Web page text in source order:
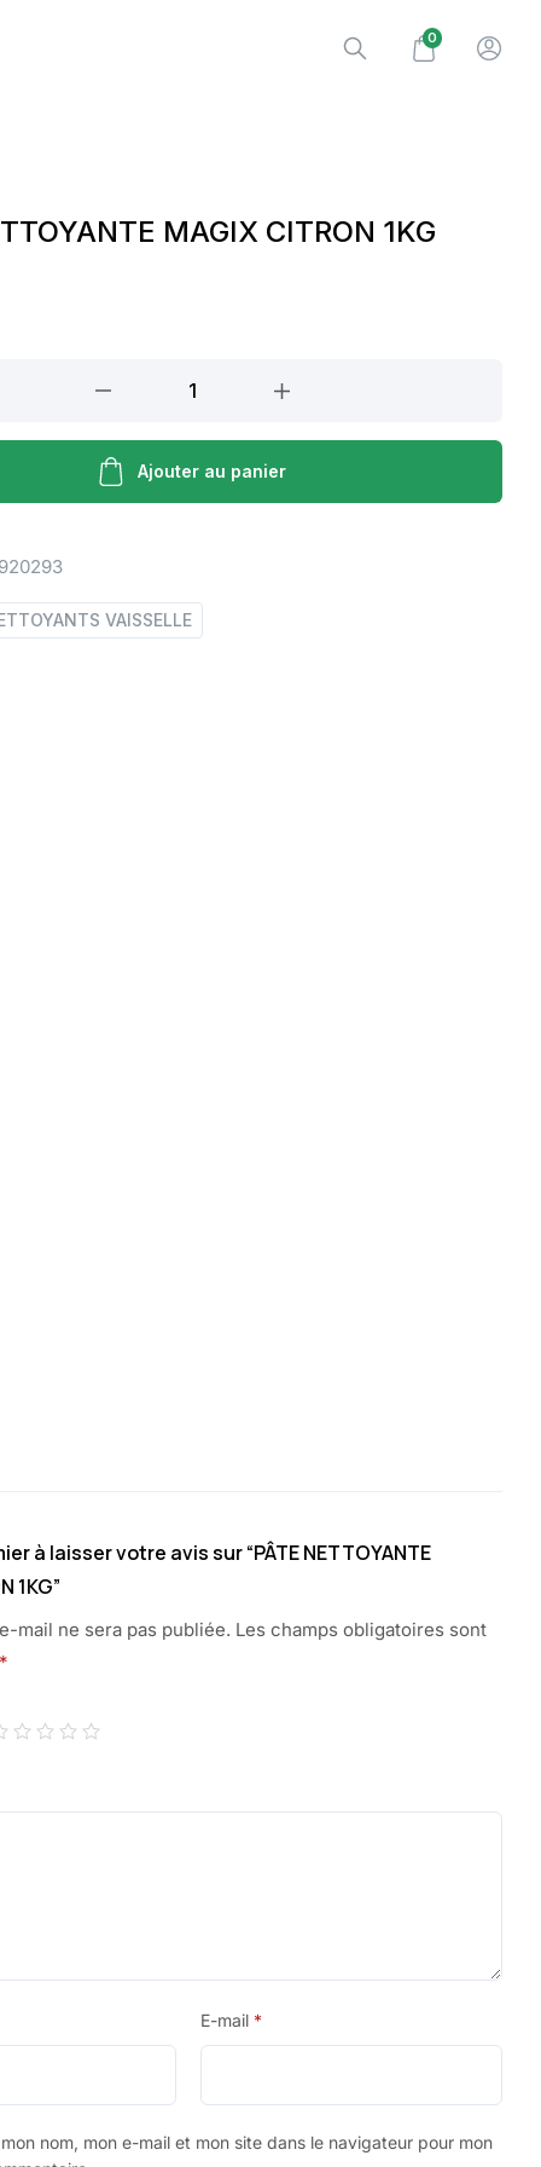
0
MAGIX CITRON 1KG
Ajouter au panier
VAISSELLE
à laisser votre avis sur “PÂTE NETTOYANTE
1KG”
mail ne sera pas publiée. Les champs obligatoires sont
*
E-mail *
nom, mon e-mail et mon site dans le navigateur pour mon